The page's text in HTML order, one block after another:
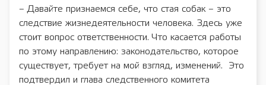
– Давайте признаемся себе, что стая собак – это
следствие жизнедеятельности человека. Здесь уже
стоит вопрос ответственности. Что касается работы
по этому направлению: законодательство, которое
существует, требует на мой взгляд, изменений. Это
подтвердил и глава следственного комитета